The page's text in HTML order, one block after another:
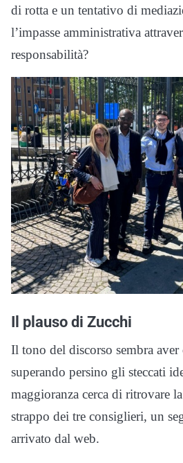
di rotta e un tentativo di
l’impasse amministrativa
responsabilità?
Il plauso di Zucchi
Il tono del discorso sembra
superando persino gli steccati
maggioranza cerca di ritrovare
strappo dei tre consiglieri, un
arrivato dal web.